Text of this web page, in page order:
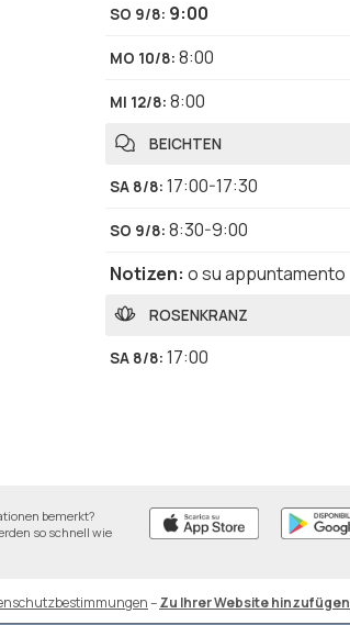
SO 9/8: 9:00
MO 10/8: 8:00
MI 12/8: 8:00
BEICHTEN
SA 8/8: 17:00-17:30
SO 9/8: 8:30-9:00
Notizen: o su appuntamento
ROSENKRANZ
SA 8/8: 17:00
bemerkt?
so schnell wie
–Zu Ihrer Website hinzufügen